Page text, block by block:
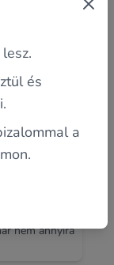
nem annyira
és
a